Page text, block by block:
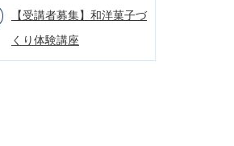
【受講者募集】和洋菓子づ
くり体験講座